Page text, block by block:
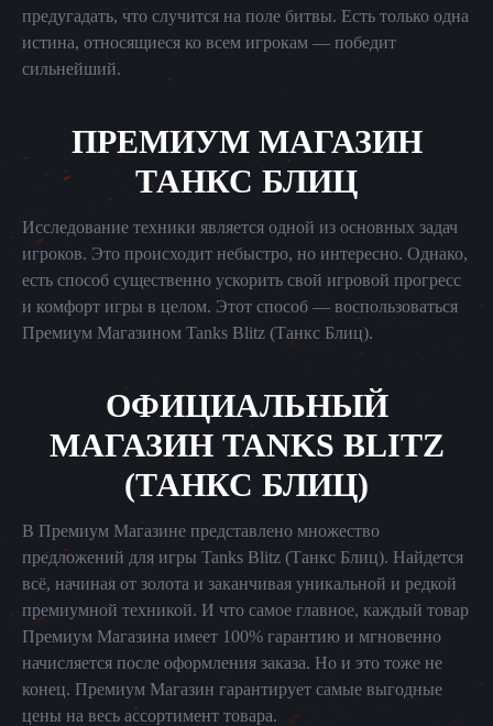
предугадать, что случится на поле битвы. Есть только одна
истина, относящиеся ко всем игрокам — победит
сильнейший.
ПРЕМИУМ МАГАЗИН
ТАНКС БЛИЦ
Исследование техники является одной из основных задач
игроков. Это происходит небыстро, но интересно. Однако,
есть способ существенно ускорить свой игровой прогресс
и комфорт игры в целом. Этот способ — воспользоваться
Премиум Магазином Tanks Blitz (Танкс Блиц).
ОФИЦИАЛЬНЫЙ
МАГАЗИН TANKS BLITZ
(ТАНКС БЛИЦ)
В Премиум Магазине представлено множество
предложений для игры Tanks Blitz (Танкс Блиц). Найдется
всё, начиная от золота и заканчивая уникальной и редкой
премиумной техникой. И что самое главное, каждый товар
Премиум Магазина имеет 100% гарантию и мгновенно
начисляется после оформления заказа. Но и это тоже не
конец. Премиум Магазин гарантирует самые выгодные
цены на весь ассортимент товара.